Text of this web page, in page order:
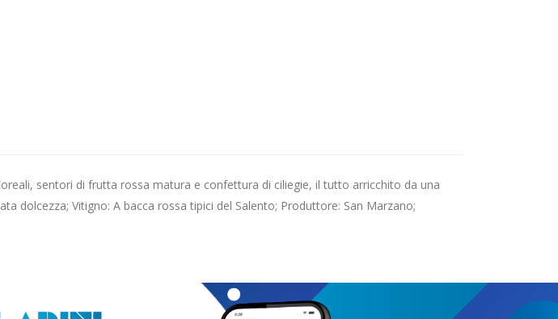
sentori di frutta rossa matura e confettura di ciliegie, il tutto arricchito da una
dolcezza; Vitigno: A bacca rossa tipici del Salento; Produttore: San Marzano;